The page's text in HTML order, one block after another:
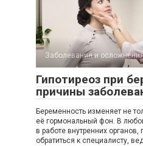
Заболевания и
Гипотиреоз при
причины
Беременность изменяет не
её гормональный фон. В
в работе внутренних
обратиться к специалисту,